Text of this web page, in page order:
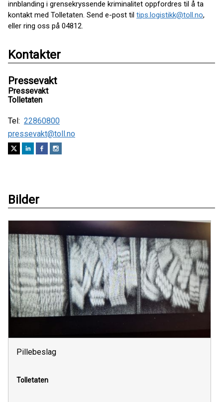
innblanding i grensekryssende kriminalitet oppfordres til å ta
kontakt med Tolletaten. Send e-post til tips.logistikk@toll.no,
eller ring oss på 04812.
Kontakter
Pressevakt
Pressevakt
Tolletaten
Tel: 22860800
pressevakt@toll.no
Bilder
Pillebeslag
Tolletaten